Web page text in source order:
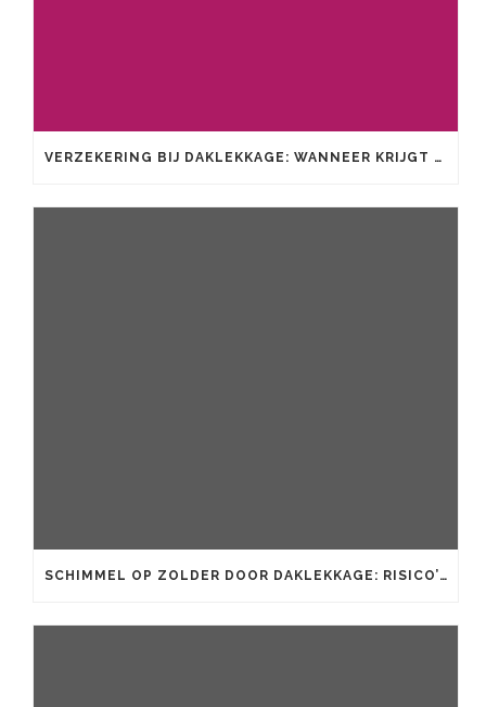
VERZEKERING BIJ DAKLEKKAGE: WANNEER KRIJGT U SCHADE VERGOED?
SCHIMMEL OP ZOLDER DOOR DAKLEKKAGE: RISICO’S EN AANPAK